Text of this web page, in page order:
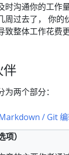
时沟通你的工作
周过去了， 你的
致整体工作花费
伴
两个部分：
/ Git
项）